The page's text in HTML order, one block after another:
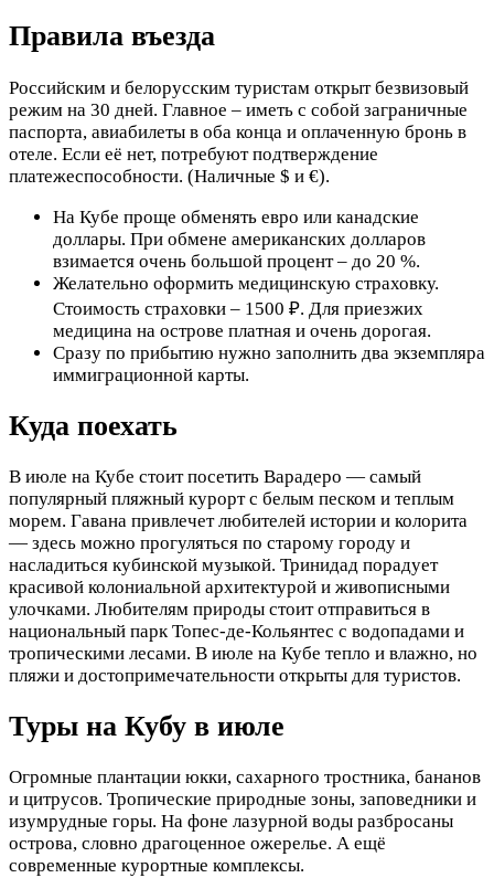
Правила въезда
Российским и белорусским туристам открыт безвизовый
режим на 30 дней. Главное – иметь с собой заграничные
паспорта, авиабилеты в оба конца и оплаченную бронь в
отеле. Если её нет, потребуют подтверждение
платежеспособности. (Наличные $ и €).
На Кубе проще обменять евро или канадские
доллары. При обмене американских долларов
взимается очень большой процент – до 20 %.
Желательно оформить медицинскую страховку.
Стоимость страховки – 1500 ₽. Для приезжих
медицина на острове платная и очень дорогая.
Сразу по прибытию нужно заполнить два экземпляра
иммиграционной карты.
Куда поехать
В июле на Кубе стоит посетить Варадеро — самый
популярный пляжный курорт с белым песком и теплым
морем. Гавана привлечет любителей истории и колорита
— здесь можно прогуляться по старому городу и
насладиться кубинской музыкой. Тринидад порадует
красивой колониальной архитектурой и живописными
улочками. Любителям природы стоит отправиться в
национальный парк Топес-де-Кольянтес с водопадами и
тропическими лесами. В июле на Кубе тепло и влажно, но
пляжи и достопримечательности открыты для туристов.
Туры на Кубу в июле
Огромные плантации юкки, сахарного тростника, бананов
и цитрусов. Тропические природные зоны, заповедники и
изумрудные горы. На фоне лазурной воды разбросаны
острова, словно драгоценное ожерелье. А ещё
современные курортные комплексы.